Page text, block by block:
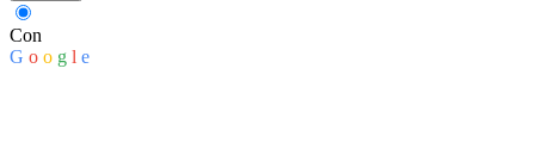
Con
G o o g l e